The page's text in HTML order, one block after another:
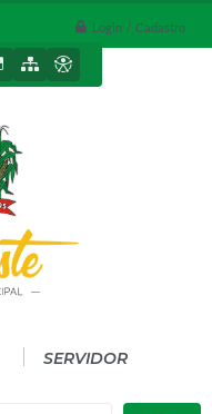
Login / Cadastro
SERVIDOR